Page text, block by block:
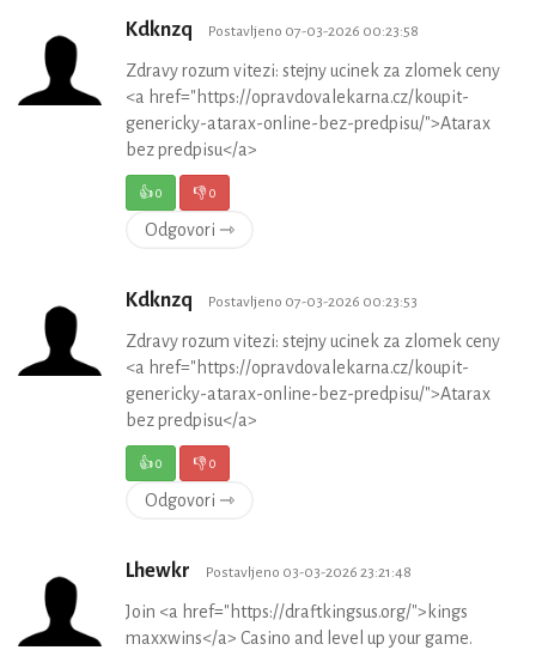
Kdknzq Postavljeno 07-03-2026 00:23:58
Zdravy rozum vitezi: stejny ucinek za zlomek ceny
<a href="https://opravdovalekarna.cz/koupit-
genericky-atarax-online-bez-predpisu/">Atarax
bez predpisu</a>
👍0 👎0
Odgovori ⇾
Kdknzq Postavljeno 07-03-2026 00:23:53
Zdravy rozum vitezi: stejny ucinek za zlomek ceny
<a href="https://opravdovalekarna.cz/koupit-
genericky-atarax-online-bez-predpisu/">Atarax
bez predpisu</a>
👍0 👎0
Odgovori ⇾
Lhewkr Postavljeno 03-03-2026 23:21:48
Join <a href="https://draftkingsus.org/">kings
maxxwins</a> Casino and level up your game.